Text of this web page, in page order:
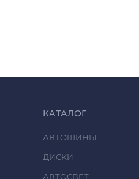
КАТАЛОГ
АВТОШИНЫ
ДИСКИ
АВТОСВЕТ